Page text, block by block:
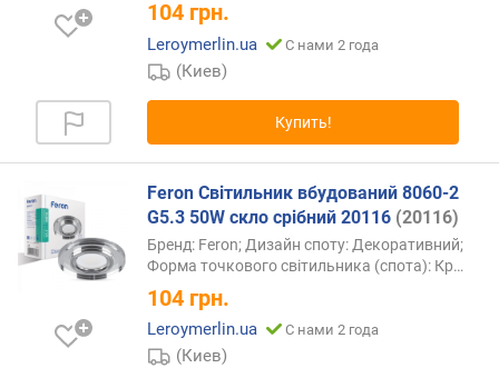
104 грн.
Leroymerlin.ua С нами 2 года
(Киев)
Купить!
Feron Світильник вбудований 8060-2
G5.3 50W скло срібний 20116 (20116)
Бренд: Feron; Дизайн споту: Декоративний;
Форма точкового світильника (спота): Кр…
104 грн.
Leroymerlin.ua С нами 2 года
(Киев)